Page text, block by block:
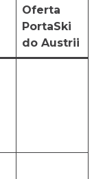
Oferta
PortaSki
do Austrii